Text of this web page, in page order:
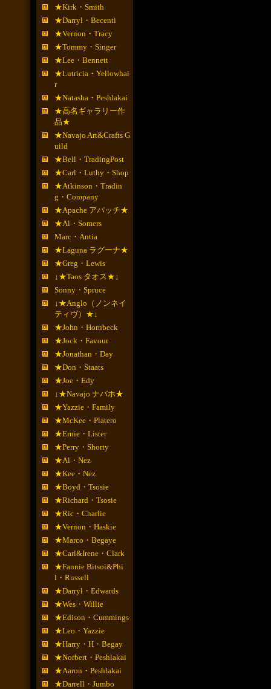
★Kirk・Smith
★Darryl・Becenti
★Vernon・Tracy
★Tommy・Singer
★Lee・Bennett
★Lutricia・Yellowhai
r
★Natasha・Peshlakai
★高名ギャラリー作
品★
★Navajo Art&Crafts G
uild
★Bell・TradingPost
★Carl・Luthy・Shop
★Atkinson・Tradin
g・Company
★Apache アパッチ★
★Al・Somers
Marc・Antia
★Laguna ラグーナ★
★Greg・Lewis
↓★Taos タオス★↓
Sonny・Spruce
↓★Anglo（ノンネイ
ティヴ）★↓
★John・Hornbeck
★Jock・Favour
★Jonathan・Day
★Don・Staats
★Joe・Edy
↓★Navajo ナバホ★
★Yazzie・Family
★McKee・Platero
★Ernie・Lister
★Perry・Shorty
★Al・Nez
★Kee・Nez
★Boyd・Tsosie
★Richard・Tsosie
★Ric・Charlie
★Vernon・Haskie
★Marco・Begaye
★Carl&Irene・Clark
★Fannie Bitsoi&Phi
l・Russell
★Darryl・Edwards
★Wes・Willie
★Edison・Cummings
★Leo・Yazzie
★Harry・H・Begay
★Norbert・Peshlakai
★Aaron・Peshlakai
★Darrell・Jumbo